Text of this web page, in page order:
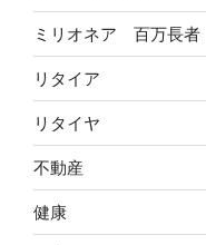
ミリオネア 百万長者
リタイア
リタイヤ
不動産
健康